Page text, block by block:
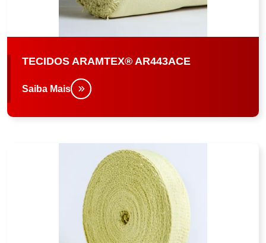
TECIDOS ARAMTEX® AR443ACE
Saiba Mais